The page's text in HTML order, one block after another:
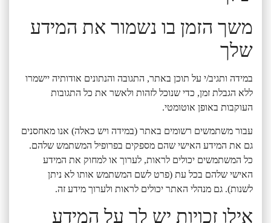
משך הזמן בו נשמור את המידע
שלך
במידה ותגיב/י על תוכן באתר, התגובה והנתונים אודותיה יישמרו
ללא הגבלת זמן, כדי שנוכל לזהות ולאשר את כל התגובות
העוקבות באופן אוטומטי.
עבור משתמשים רשומים באתר (במידה ויש כאלה) אנו מאחסנים
גם את המידע האישי שהם מספקים בפרופיל המשתמש שלהם.
כל המשתמשים יכולים לראות, לערוך או למחוק את המידע
האישי שלהם בכל עת (פרט לשם המשתמש אותו לא ניתן
לשנות). גם מנהלי האתר יכולים לראות ולערוך מידע זה.
אילו זכויות יש לך על המידע